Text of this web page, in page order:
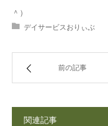
＾）
デイサービスおりぃぶ
前の記事
関連記事